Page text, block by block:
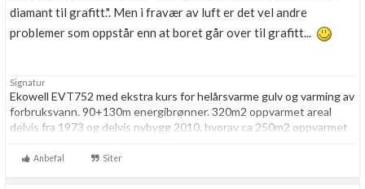
diamant til grafitt.". Men i fravær av luft er det vel andre
problemer som oppstår enn at boret går over til grafitt...
Signatur
Ekowell EVT752 med ekstra kurs for helårsvarme gulv og varming av
forbruksvann. 90+130m energibrønner. 320m2 oppvarmet areal
delvis fra 1973 og delvis nybygg 2010, hvorav ca 250m2 oppvarmet
TS300-S balansert ventilasjon. Strømforbruk 2014: 29376kwt
Anbefal Siter